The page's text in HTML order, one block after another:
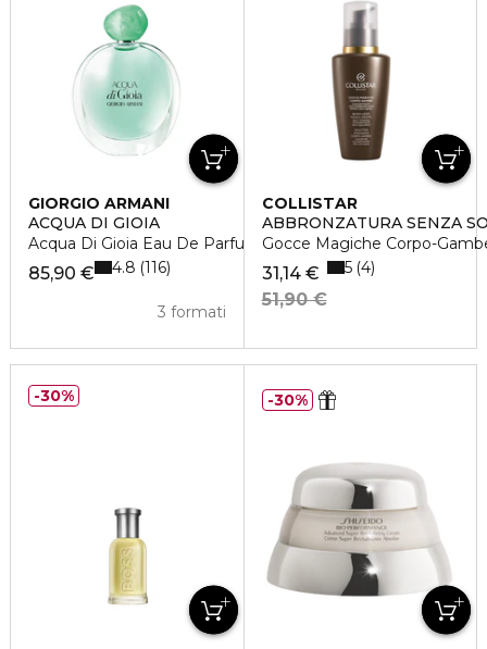
GIORGIO ARMANI
ACQUA DI GIOIA
Acqua Di Gioia Eau De Parfum
85,90 €
3 formati
4.8 116
COLLISTAR
ABBRONZATURA SENZA
Gocce Magiche Corpo-
31,14 €
51,90 €
5 4
30% 30%